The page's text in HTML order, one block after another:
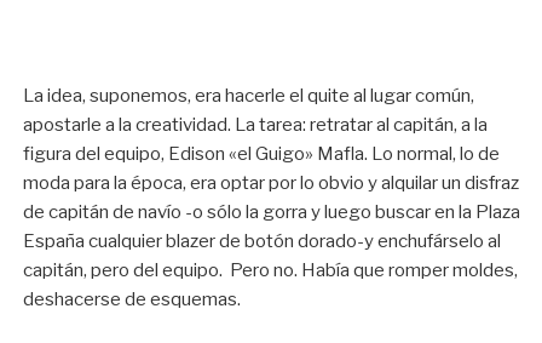
La idea, suponemos, era hacerle el quite al lugar común,
apostarle a la creatividad. La tarea: retratar al capitán, a la
figura del equipo, Edison «el Guigo» Mafla. Lo normal, lo de
moda para la época, era optar por lo obvio y alquilar un disfraz
de capitán de navío -o sólo la gorra y luego buscar en la Plaza
España cualquier blazer de botón dorado-y enchufárselo al
capitán, pero del equipo. Pero no. Había que romper moldes,
deshacerse de esquemas.